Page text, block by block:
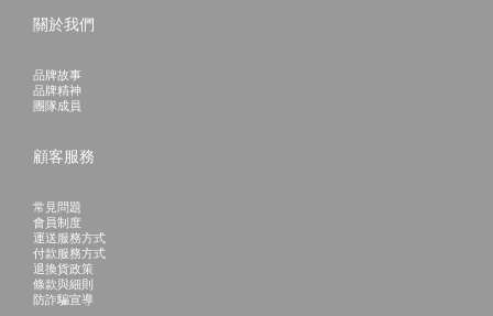
關於我們
品牌故事
品牌精神
團隊成員
顧客服務
常見問題
會員制度
運送服務方式
付款服務方式
退換貨政策
條款與細則
防詐騙宣導